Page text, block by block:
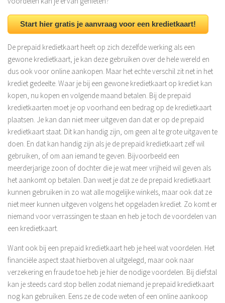
Start hier gratis je aanvraag voor een kredietkaart!
De prepaid kredietkaart heeft op zich dezelfde werking als een
gewone kredietkaart, je kan deze gebruiken over de hele wereld en
dus ook voor online aankopen. Maar het echte verschil zit net in het
krediet gedeelte. Waar je bij een gewone kredietkaart op krediet kan
kopen, nu kopen en volgende maand betalen. Bij de prepaid
kredietkaarten moet je op voorhand een bedrag op de kredietkaart
plaatsen. Je kan dan niet meer uitgeven dan dat er op de prepaid
kredietkaart staat. Dit kan handig zijn, om geen al te grote uitgaven te
doen. En dat kan handig zijn als je de prepaid kredietkaart zelf wil
gebruiken, of om aan iemand te geven. Bijvoorbeeld een
meerderjarige zoon of dochter die je wat meer vrijheid wil geven als
het aankomt op betalen. Dan weet je dat ze de prepaid kredietkaart
kunnen gebruiken in zo wat alle mogelijke winkels, maar ook dat ze
niet meer kunnen uitgeven volgens het opgeladen krediet. Zo komt er
niemand voor verrassingen te staan en heb je toch de voordelen van
een kredietkaart.
Want ook bij een prepaid kredietkaart heb je heel wat voordelen. Het
financiële aspect staat hierboven al uitgelegd, maar ook naar
verzekering en fraude toe heb je hier de nodige voordelen. Bij diefstal
kan je steeds card stop bellen zodat niemand je prepaid kredietkaart
nog kan gebruiken. Eens ze de code weten of een online aankoop